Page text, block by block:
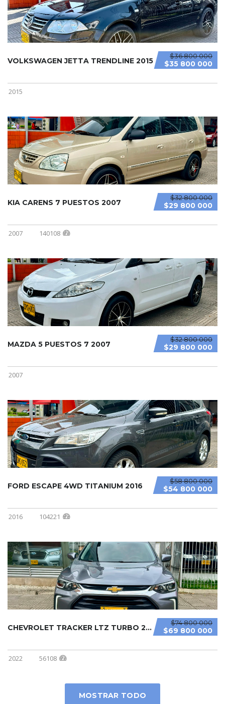
$36 800 000
$35 800 000
VOLKSWAGEN JETTA TRENDLINE 2015
2015
$32 800 000
$29 800 000
KIA CARENS 7 PUESTOS 2007
2007 140108
$32 800 000
$29 800 000
MAZDA 5 PUESTOS 7 2007
2007
$58 800 000
$54 800 000
FORD ESCAPE 4WD TITANIUM 2016
2016 104221
$74 800 000
$69 800 000
CHEVROLET TRACKER LTZ TURBO 2022
2022 56108
MOSTRAR TODO